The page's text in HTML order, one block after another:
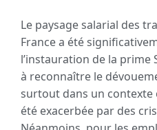
Le paysage salarial des
France a été
l’instauration de la prime
à reconnaître le
surtout dans un contexte
été exacerbée par des